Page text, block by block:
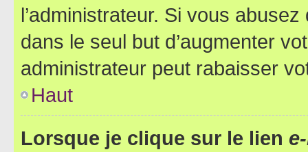
l’administrateur. Si vous
dans le seul but d’augmenter
administrateur peut rabaisser
Haut
Lorsque je clique sur le lien